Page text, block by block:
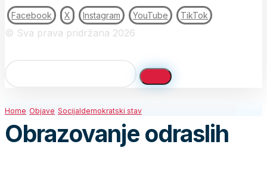
Facebook X Instagram YouTube TikTok
© Sva prava pridržana 2026
Home Objave Socijaldemokratski stav
Obrazovanje odraslih